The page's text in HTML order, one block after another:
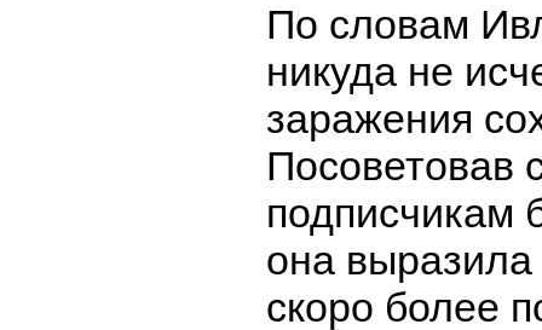
По словам
никуда не
заражения
Посоветовав
подписчикам
она
скоро более